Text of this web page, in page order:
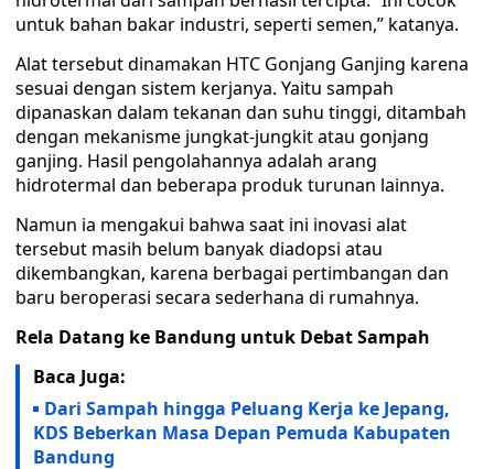
untuk bahan bakar industri, seperti semen,” katanya.
Alat tersebut dinamakan HTC Gonjang Ganjing karena
sesuai dengan sistem kerjanya. Yaitu sampah
dipanaskan dalam tekanan dan suhu tinggi, ditambah
dengan mekanisme jungkat-jungkit atau gonjang
ganjing. Hasil pengolahannya adalah arang
hidrotermal dan beberapa produk turunan lainnya.
Namun ia mengakui bahwa saat ini inovasi alat
tersebut masih belum banyak diadopsi atau
dikembangkan, karena berbagai pertimbangan dan
baru beroperasi secara sederhana di rumahnya.
Rela Datang ke Bandung untuk Debat Sampah
Baca Juga:
Dari Sampah hingga Peluang Kerja ke Jepang,
KDS Beberkan Masa Depan Pemuda Kabupaten
Bandung